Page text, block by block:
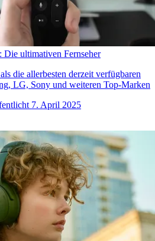
Die ultimativen Fernseher
die allerbesten derzeit verfügbaren
LG, Sony und weiteren Top-Marken
7. April 2025